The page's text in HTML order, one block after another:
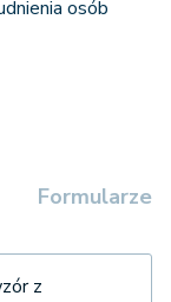
osób
Formularze
z